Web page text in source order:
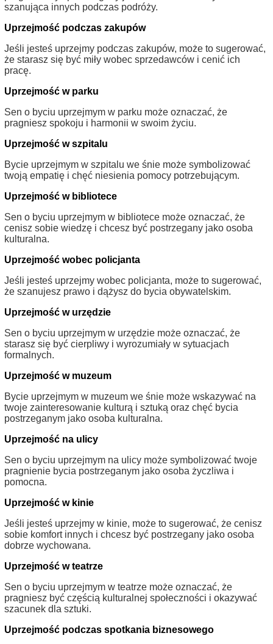
szanująca innych podczas podróży.
Uprzejmość podczas zakupów
Jeśli jesteś uprzejmy podczas zakupów, może to sugerować,
że starasz się być miły wobec sprzedawców i cenić ich
pracę.
Uprzejmość w parku
Sen o byciu uprzejmym w parku może oznaczać, że
pragniesz spokoju i harmonii w swoim życiu.
Uprzejmość w szpitalu
Bycie uprzejmym w szpitalu we śnie może symbolizować
twoją empatię i chęć niesienia pomocy potrzebującym.
Uprzejmość w bibliotece
Sen o byciu uprzejmym w bibliotece może oznaczać, że
cenisz sobie wiedzę i chcesz być postrzegany jako osoba
kulturalna.
Uprzejmość wobec policjanta
Jeśli jesteś uprzejmy wobec policjanta, może to sugerować,
że szanujesz prawo i dążysz do bycia obywatelskim.
Uprzejmość w urzędzie
Sen o byciu uprzejmym w urzędzie może oznaczać, że
starasz się być cierpliwy i wyrozumiały w sytuacjach
formalnych.
Uprzejmość w muzeum
Bycie uprzejmym w muzeum we śnie może wskazywać na
twoje zainteresowanie kulturą i sztuką oraz chęć bycia
postrzeganym jako osoba kulturalna.
Uprzejmość na ulicy
Sen o byciu uprzejmym na ulicy może symbolizować twoje
pragnienie bycia postrzeganym jako osoba życzliwa i
pomocna.
Uprzejmość w kinie
Jeśli jesteś uprzejmy w kinie, może to sugerować, że cenisz
sobie komfort innych i chcesz być postrzegany jako osoba
dobrze wychowana.
Uprzejmość w teatrze
Sen o byciu uprzejmym w teatrze może oznaczać, że
pragniesz być częścią kulturalnej społeczności i okazywać
szacunek dla sztuki.
Uprzejmość podczas spotkania biznesowego